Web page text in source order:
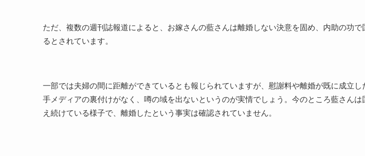
ただ、複数の週刊誌報道によると、お嫁さんの藍さんは離婚しない決意を固め、内助の功で
るとされています。
一部では夫婦の間に距離ができているとも報じられていますが、慰謝料や離婚が既に成立し
手メディアの裏付けがなく、噂の域を出ないというのが実情でしょう。今のところ藍さんは
え続けている様子で、離婚したという事実は確認されていません。